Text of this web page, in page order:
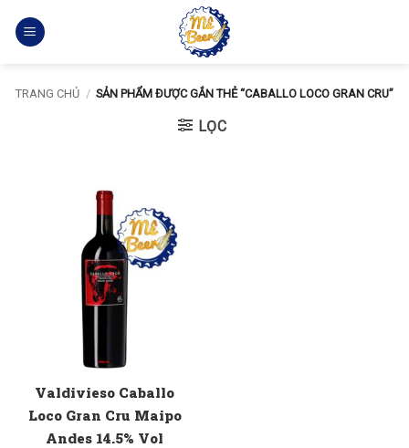
qua
TRANG CHỦ / SẢN PHẨM ĐƯỢC GẮN THẺ “CABALLO LOCO GRAN CRU”
LỌC
Valdivieso Caballo
Loco Gran Cru Maipo
Andes 14.5% Vol